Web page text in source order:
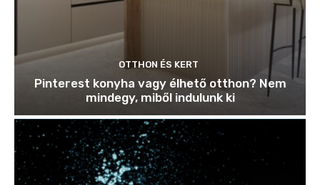
OTTHON ÉS KERT
Pinterest konyha vagy élhető otthon? Nem
mindegy, miből indulunk ki